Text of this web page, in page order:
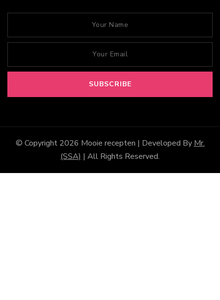
© Copyright 2026 Mooie recepten | Developed By Mr.
(SSA) | All Rights Reserved.